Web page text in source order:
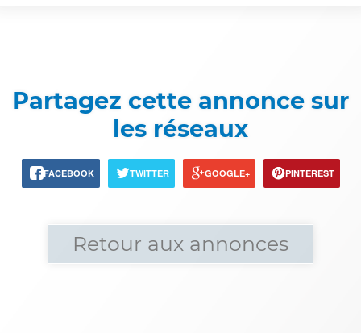
Partagez cette annonce sur
les réseaux
FACEBOOK TWITTER GOOGLE+ PINTEREST
Retour aux annonces